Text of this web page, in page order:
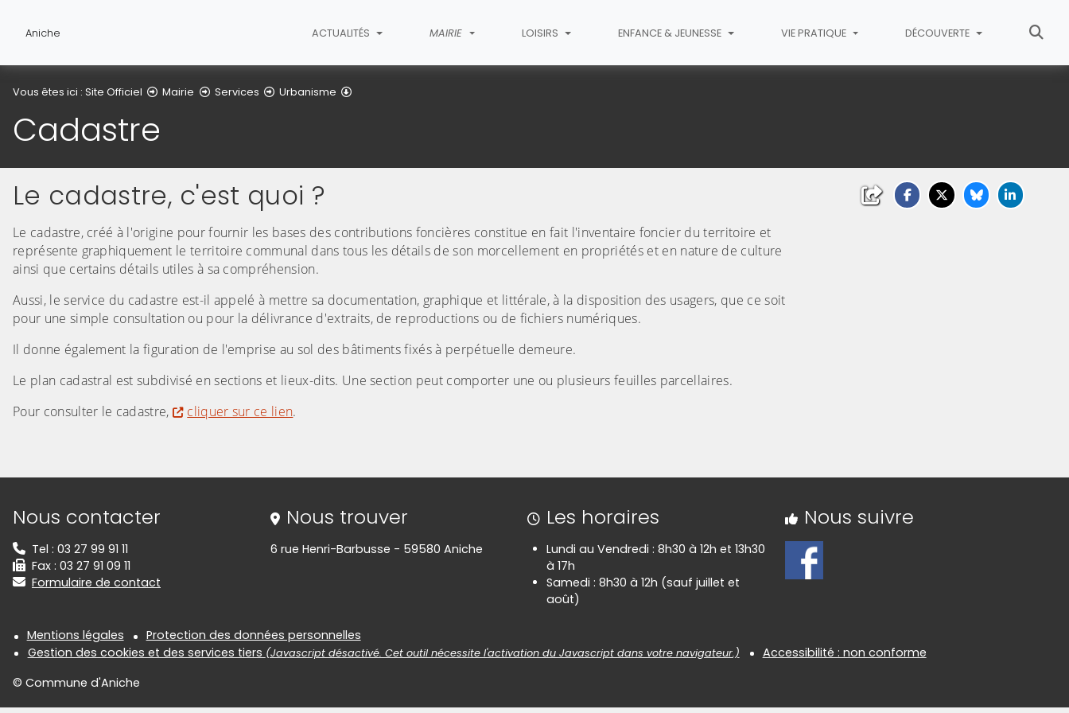
Aniche ACTUALITÉS MAIRIE LOISIRS ENFANCE & JEUNESSE VIE PRATIQUE DÉCOUVERTE
Vous êtes ici : Site Officiel Mairie Services Urbanisme
Cadastre
Le cadastre, c'est quoi ?
Le cadastre, créé à l'origine pour fournir les bases des contributions foncières constitue en fait l'inventaire foncier du territoire et
représente graphiquement le territoire communal dans tous les détails de son morcellement en propriétés et en nature de culture
ainsi que certains détails utiles à sa compréhension.
Aussi, le service du cadastre est-il appelé à mettre sa documentation, graphique et littérale, à la disposition des usagers, que ce soit
pour une simple consultation ou pour la délivrance d'extraits, de reproductions ou de fichiers numériques.
Il donne également la figuration de l'emprise au sol des bâtiments fixés à perpétuelle demeure.
Le plan cadastral est subdivisé en sections et lieux-dits. Une section peut comporter une ou plusieurs feuilles parcellaires.
Pour consulter le cadastre,
cliquer sur ce lien.
Informations de contact
Nous contacter
Tel : 03 27 99 91 11
Fax : 03 27 91 09 11
Formulaire de contact
Nous trouver
6 rue Henri-Barbusse - 59580 Aniche
Les horaires
Lundi au Vendredi : 8h30 à 12h et 13h30
à 17h
Samedi : 8h30 à 12h (sauf juillet et
août)
Nous suivre
Informations réglementaires
Mentions légales
Protection des données personnelles
Gestion des cookies et des services tiers (Javascript désactivé. Cet outil nécessite l'activation du Javascript dans votre navigateur.)
Accessibilité : non conforme
© Commune d'Aniche